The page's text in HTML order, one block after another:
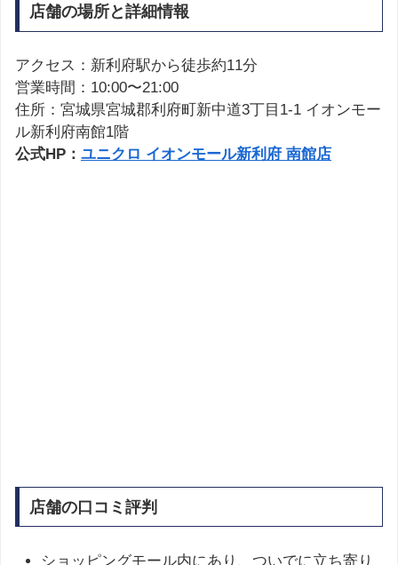
店舗の場所と詳細情報
アクセス：新利府駅から徒歩約11分
営業時間：10:00〜21:00
住所：宮城県宮城郡利府町新中道3丁目1-1 イオンモー
ル新利府南館1階
公式HP： ユニクロ イオンモール新利府 南館店
店舗の口コミ評判
ショッピングモール内にあり、ついでに立ち寄り